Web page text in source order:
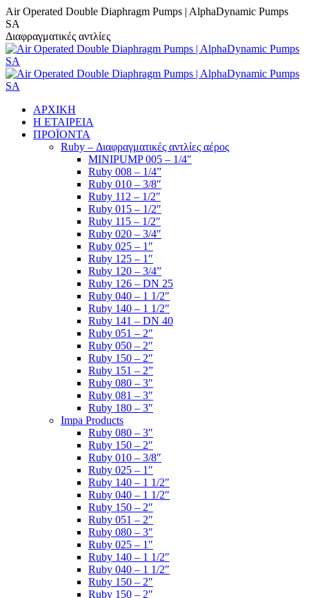
Skip
to
content
Facebook
YouTube
Linkedin
Air Operated Double Diaphragm Pumps | AlphaDynamic Pumps
SA
Διαφραγματικές αντλίες
ΑΡΧΙΚΗ
Η ΕΤΑΙΡΕΙΑ
ΠΡΟΪΟΝΤΑ
Ruby – Διαφραγματικές αντλίες αέρος
MINIPUMP 005 – 1/4″
Ruby 008 – 1/4”
Ruby 010 – 3/8″
Ruby 112 – 1/2″
Ruby 015 – 1/2″
Ruby 115 – 1/2″
Ruby 020 – 3/4″
Ruby 025 – 1″
Ruby 125 – 1″
Ruby 120 – 3/4”
Ruby 126 – DN 25
Ruby 040 – 1 1/2″
Ruby 140 – 1 1/2″
Ruby 141 – DN 40
Ruby 051 – 2″
Ruby 050 – 2″
Ruby 150 – 2″
Ruby 151 – 2”
Ruby 080 – 3″
Ruby 081 – 3″
Ruby 180 – 3″
Impa Products
Ruby 080 – 3″
Ruby 150 – 2″
Ruby 010 – 3/8″
Ruby 025 – 1″
Ruby 140 – 1 1/2″
Ruby 040 – 1 1/2″
Ruby 150 – 2″
Ruby 051 – 2″
Ruby 080 – 3″
Ruby 025 – 1″
Ruby 140 – 1 1/2″
Ruby 040 – 1 1/2″
Ruby 150 – 2″
Ruby 150 – 2″